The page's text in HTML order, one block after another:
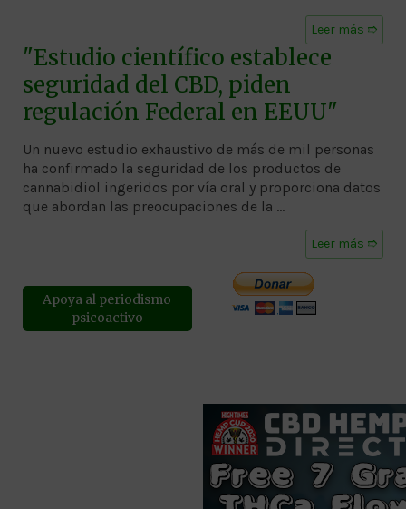
Leer más ➱
"Estudio científico establece
seguridad del CBD, piden
regulación Federal en EEUU"
Un nuevo estudio exhaustivo de más de mil personas
ha confirmado la seguridad de los productos de
cannabidiol ingeridos por vía oral y proporciona datos
que abordan las preocupaciones de la …
Leer más ➱
Apoya al periodismo
psicoactivo